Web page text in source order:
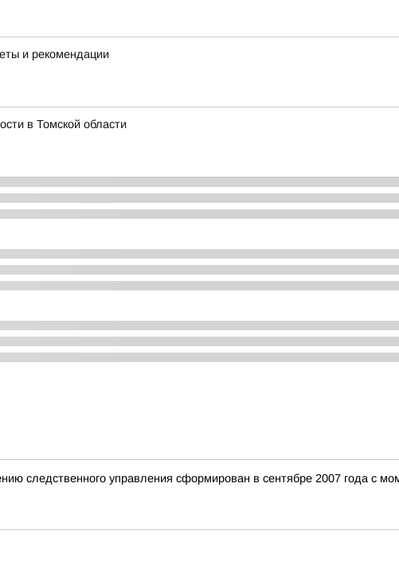
и рекомендации
в Томской области
следственного управления сформирован в сентябре 2007 года с